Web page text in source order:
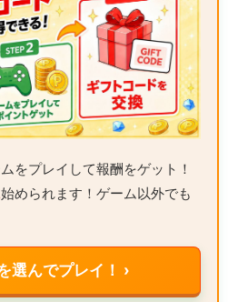
をプレイして報酬をゲット！
始められます！ゲーム以外でも
選んでプレイ！ ›